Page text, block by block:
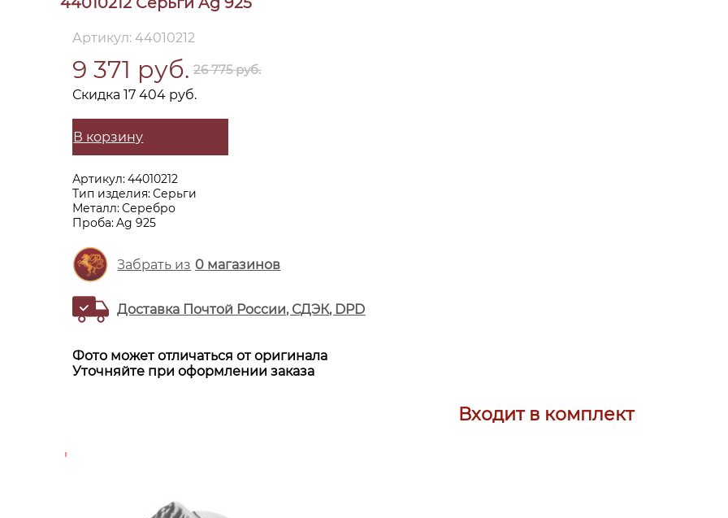
Артикул: 44010212
9 371 руб. 26 775 руб.
Скидка 17 404 руб.
В корзину
Артикул:44010212
Тип изделия:Серьги
Металл:Серебро
Проба:Ag 925
Забрать из 0 магазинов
Доставка Почтой России, СДЭК, DPD
Фото может отличаться от оригинала
Уточняйте при оформлении заказа
Входит в комплект